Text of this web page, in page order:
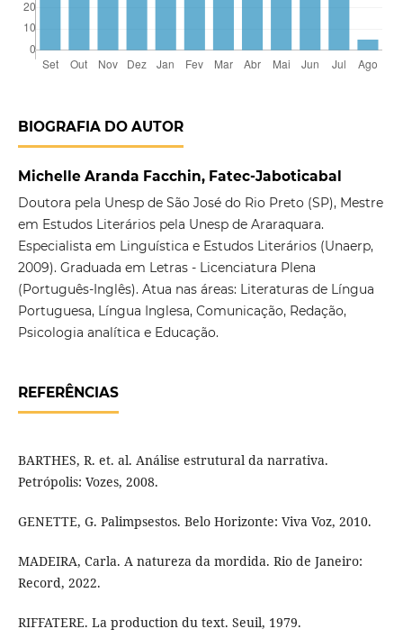
BIOGRAFIA DO AUTOR
Michelle Aranda Facchin, Fatec-Jaboticabal
Doutora pela Unesp de São José do Rio Preto (SP), Mestre
em Estudos Literários pela Unesp de Araraquara.
Especialista em Linguística e Estudos Literários (Unaerp,
2009). Graduada em Letras - Licenciatura Plena
(Português-Inglês). Atua nas áreas: Literaturas de Língua
Portuguesa, Língua Inglesa, Comunicação, Redação,
Psicologia analítica e Educação.
REFERÊNCIAS
BARTHES, R. et. al. Análise estrutural da narrativa.
Petrópolis: Vozes, 2008.
GENETTE, G. Palimpsestos. Belo Horizonte: Viva Voz, 2010.
MADEIRA, Carla. A natureza da mordida. Rio de Janeiro:
Record, 2022.
RIFFATERE. La production du text. Seuil, 1979.